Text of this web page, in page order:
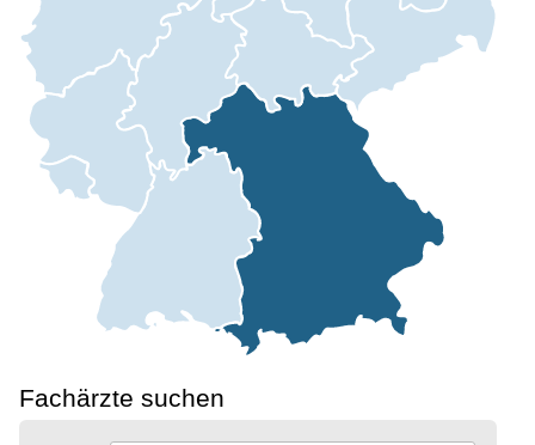
Fachärzte suchen